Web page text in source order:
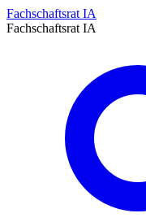
Fachschaftsrat IA
Fachschaftsrat IA